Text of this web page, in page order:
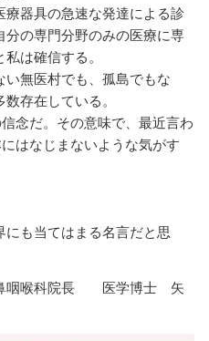
器具の急速な発達による診
分の専門分野のみの医療に専
は確信する。
無医村でも、孤島でもな
存在している。
念だ。その意味で、最近言わ
はなじまないような気がす
にも当てはまる名言だと思
咽喉科院長 医学博士 矢